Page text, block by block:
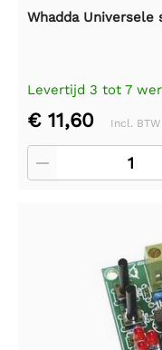
Whadda
Levertijd 3 tot 7
€ 11,60 Incl. BTW